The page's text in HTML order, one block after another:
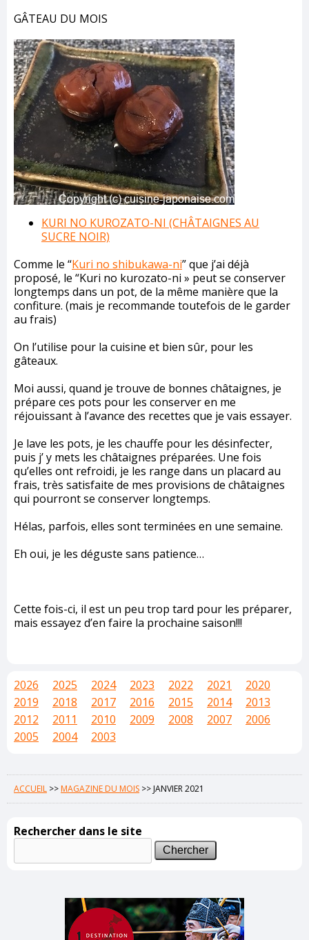
GÂTEAU DU MOIS
KURI NO KUROZATO-NI (CHÂTAIGNES AU
SUCRE NOIR)
Comme le “Kuri no shibukawa-ni” que j’ai déjà
proposé, le “Kuri no kurozato-ni » peut se conserver
longtemps dans un pot, de la même manière que la
confiture. (mais je recommande toutefois de le garder
au frais)
On l’utilise pour la cuisine et bien sûr, pour les
gâteaux.
Moi aussi, quand je trouve de bonnes châtaignes, je
prépare ces pots pour les conserver en me
réjouissant à l’avance des recettes que je vais essayer.
Je lave les pots, je les chauffe pour les désinfecter,
puis j’ y mets les châtaignes préparées. Une fois
qu’elles ont refroidi, je les range dans un placard au
frais, très satisfaite de mes provisions de châtaignes
qui pourront se conserver longtemps.
Hélas, parfois, elles sont terminées en une semaine.
Eh oui, je les déguste sans patience…
Cette fois-ci, il est un peu trop tard pour les préparer,
mais essayez d’en faire la prochaine saison!!!
2026 2025 2024 2023 2022 2021
2020
2019
2018 2017 2016 2015 2014
2013
2012
2011 2010 2009 2008 2007
2006
2005
2004 2003
ACCUEIL >>MAGAZINE DU MOIS >>JANVIER 2021
Rechercher dans le site